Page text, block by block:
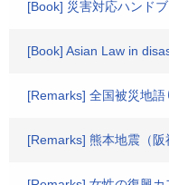
[Book] 災害対応ハンド
[Book] Asian Law in
[Remarks] 全国被災地
[Remarks] 熊本地震（阪